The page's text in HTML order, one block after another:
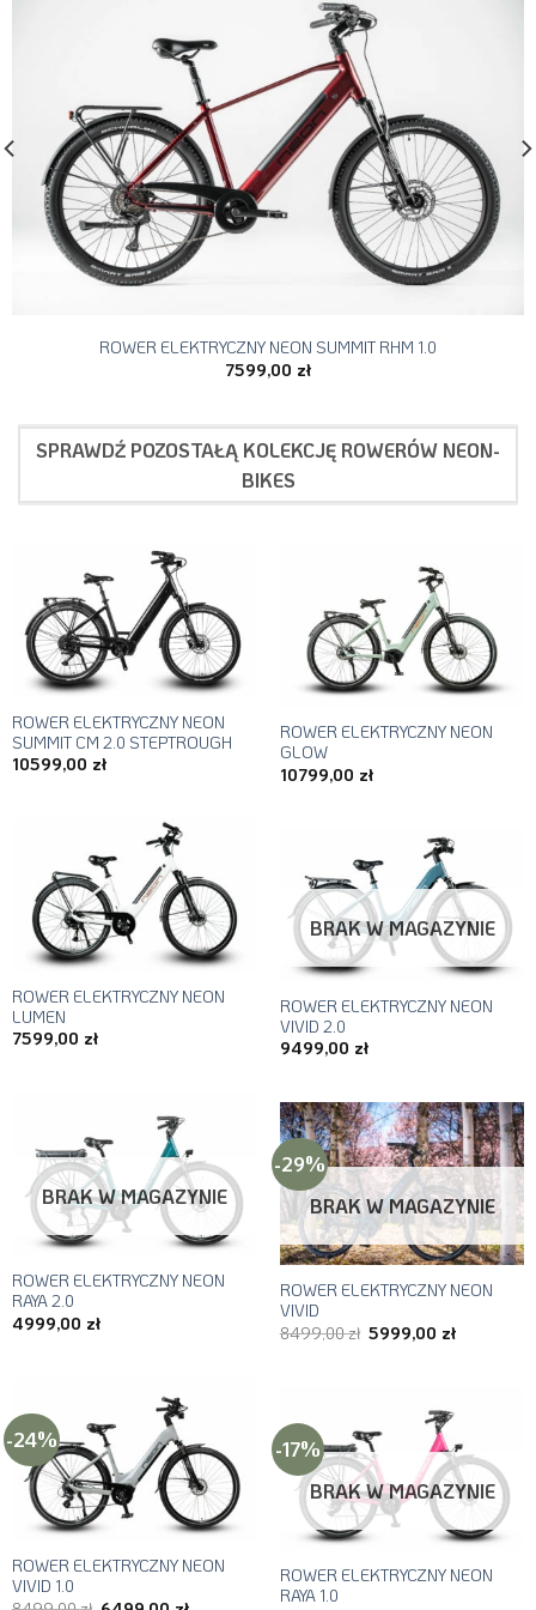
ROWER ELEKTRYCZNY NEON SUMMIT RHM 1.0
7599,00 zł
SPRAWDŹ POZOSTAŁĄ KOLEKCJĘ ROWERÓW NEON-
BIKES
ROWER ELEKTRYCZNY NEON
SUMMIT CM 2.0 STEPTROUGH
10599,00 zł
ROWER ELEKTRYCZNY NEON
GLOW
10799,00 zł
ROWER ELEKTRYCZNY NEON
LUMEN
7599,00 zł
BRAK W MAGAZYNIE
ROWER ELEKTRYCZNY NEON
VIVID 2.0
9499,00 zł
BRAK W MAGAZYNIE
ROWER ELEKTRYCZNY NEON
RAYA 2.0
4999,00 zł
-29%
BRAK W MAGAZYNIE
ROWER ELEKTRYCZNY NEON
VIVID
8499,00zł Pierwotna
cena
5999,00 złAktualna
-24%
ROWER ELEKTRYCZNY NEON
VIVID 1.0
-17%
BRAK W MAGAZYNIE
ROWER ELEKTRYCZNY NEON
RAYA 1.0